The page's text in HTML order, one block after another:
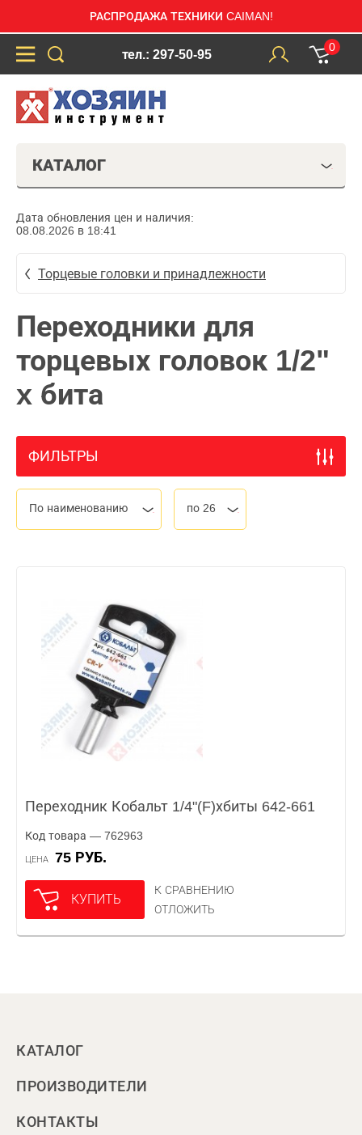
РАСПРОДАЖА ТЕХНИКИ CAIMAN!
тел.: 297-50-95
0
КАТАЛОГ
Дата обновления цен и наличия:
08.08.2026 в 18:41
Торцевые головки и принадлежности
Переходники для
торцевых головок 1/2"
x бита
ФИЛЬТРЫ
По наименованию по 26
Переходник Кобальт 1/4"(F)хбиты 642-661
Код товара — 762963
ЦЕНА 75 РУБ.
КУПИТЬ
К СРАВНЕНИЮ
ОТЛОЖИТЬ
КАТАЛОГ
ПРОИЗВОДИТЕЛИ
КОНТАКТЫ